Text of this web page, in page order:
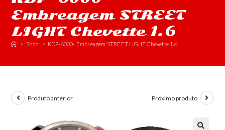
Embreagem STREET
LIGHT Chevette 1.6
> Shop > KDP-6000- Embreagem STREET LIGHT Chevette 1.6
Produto anterior Próximo produto